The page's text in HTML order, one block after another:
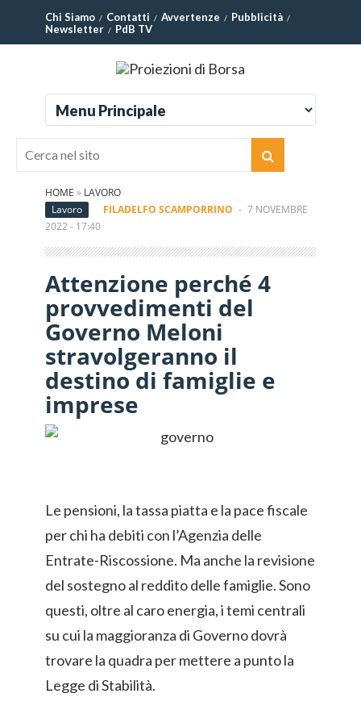
Chi Siamo Contatti Avvertenze
Pubblicità
Newsletter
PdB TV
HOME » LAVORO
Lavoro
FILADELFO SCAMPORRINO - 7 NOVEMBRE
2022 - 17:40
Attenzione perché 4
provvedimenti del
Governo Meloni
stravolgeranno il
destino di famiglie e
imprese
Le pensioni, la tassa piatta e la pace fiscale
per chi ha debiti con l’Agenzia delle
Entrate-Riscossione. Ma anche la revisione
del sostegno al reddito delle famiglie. Sono
questi, oltre al caro energia, i temi centrali
su cui la maggioranza di Governo dovrà
trovare la quadra per mettere a punto la
Legge di Stabilità.